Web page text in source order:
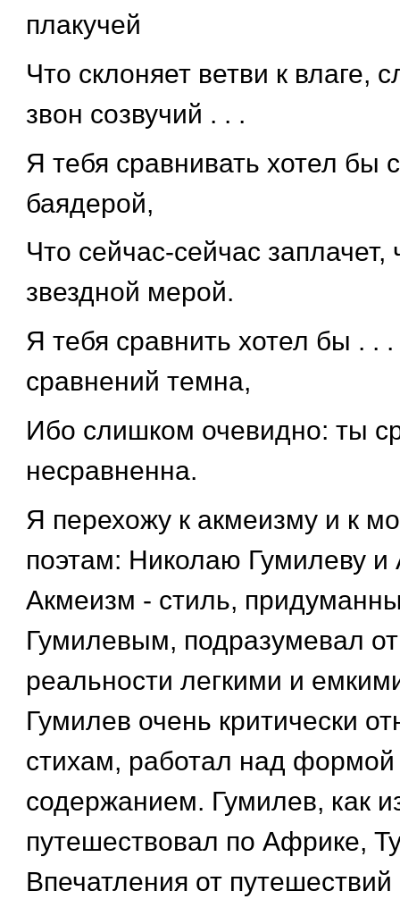
плакучей
Что склоняет ветви к влаге,
звон созвучий . . .
Я тебя сравнивать хотел бы
баядерой,
Что сейчас-сейчас заплачет,
звездной мерой.
Я тебя сравнить хотел бы . .
сравнений темна,
Ибо слишком очевидно: ты
несравненна.
Я перехожу к акмеизму и к
поэтам: Николаю Гумилеву
Акмеизм - стиль,
Гумилевым, подразумевал
реальности легкими и
Гумилев очень критически
стихам, работал над
содержанием. Гумилев, как
путешествовал по Африке,
Впечатления от путешествий